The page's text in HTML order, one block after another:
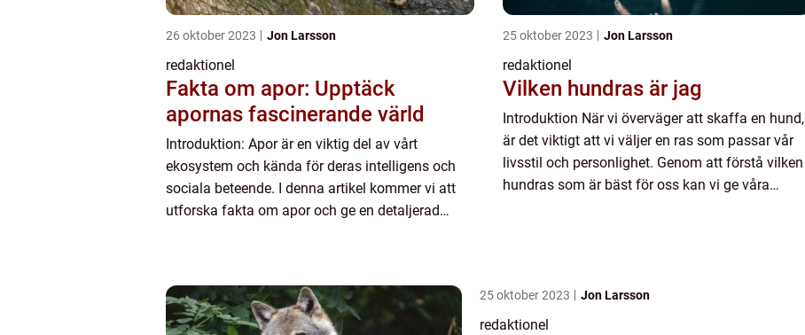
26 oktober 2023 Jon Larsson
redaktionel
Fakta om apor: Upptäck
apornas fascinerande värld
Introduktion: Apor är en viktig del av vårt
ekosystem och kända för deras intelligens och
sociala beteende. I denna artikel kommer vi att
utforska fakta om apor och ge en detaljerad
25 oktober 2023 Jon Larsson
redaktionel
Vilken hundras är jag
Introduktion När vi överväger att skaffa en hund,
är det viktigt att vi väljer en ras som passar vår
livsstil och personlighet. Genom att förstå vilken
hundras som är bäst för oss kan vi ge våra
25 oktober 2023 Jon Larsson
redaktionel